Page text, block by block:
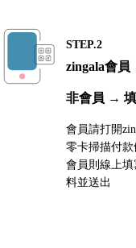
STEP.2
zingala會
非會員 →
會員請打開
零卡掃描付
會員則線上
料並送出